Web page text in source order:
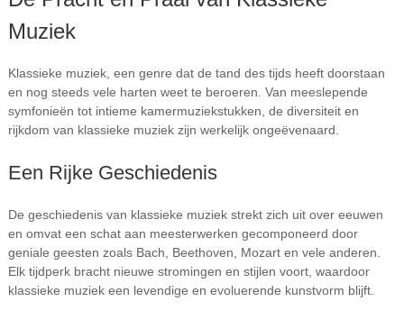
Muziek
Klassieke muziek, een genre dat de tand des tijds heeft doorstaan
en nog steeds vele harten weet te beroeren. Van meeslepende
symfonieën tot intieme kamermuziekstukken, de diversiteit en
rijkdom van klassieke muziek zijn werkelijk ongeëvenaard.
Een Rijke Geschiedenis
De geschiedenis van klassieke muziek strekt zich uit over eeuwen
en omvat een schat aan meesterwerken gecomponeerd door
geniale geesten zoals Bach, Beethoven, Mozart en vele anderen.
Elk tijdperk bracht nieuwe stromingen en stijlen voort, waardoor
klassieke muziek een levendige en evoluerende kunstvorm blijft.